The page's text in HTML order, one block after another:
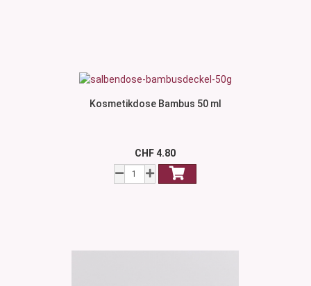
Kosmetikdose Bambus 50 ml
CHF 4.80